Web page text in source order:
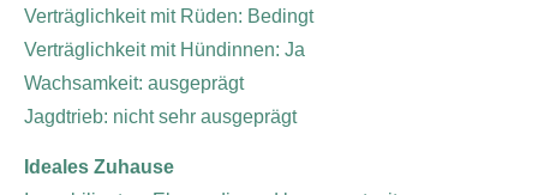
Verträglichkeit mit Rüden: Bedingt
Verträglichkeit mit Hündinnen: Ja
Wachsamkeit: ausgeprägt
Jagdtrieb: nicht sehr ausgeprägt
Ideales Zuhause